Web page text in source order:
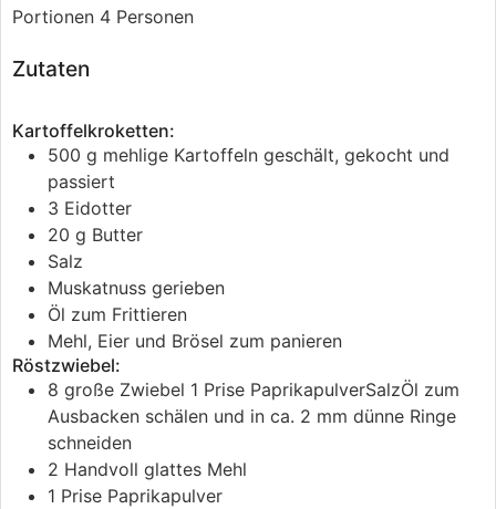
Portionen 4 Personen
Zutaten
Kartoffelkroketten:
500 g mehlige Kartoffeln geschält, gekocht und
passiert
3 Eidotter
20 g Butter
Salz
Muskatnuss gerieben
Öl zum Frittieren
Mehl, Eier und Brösel zum panieren
Röstzwiebel:
8 große Zwiebel 1 Prise PaprikapulverSalzÖl zum
Ausbacken schälen und in ca. 2 mm dünne Ringe
schneiden
2 Handvoll glattes Mehl
1 Prise Paprikapulver